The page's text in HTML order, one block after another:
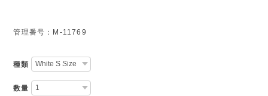
管理番号：M-11769
種類
数量